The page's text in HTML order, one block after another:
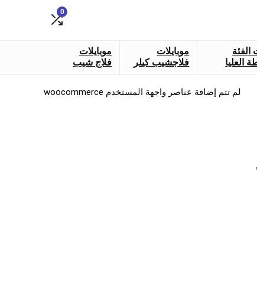
0
الفئة
العليا
موبايلات
فلاجشيب كيلر
موبايلات
فلاج شيب
لم تتم إضافة عناصر واجهة المستخدم woocommerce